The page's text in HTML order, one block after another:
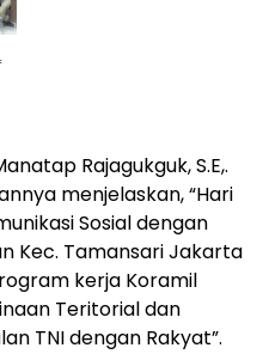
Rajagukguk, S.E,.
menjelaskan, “Hari
Sosial dengan
Kec. Tamansari Jakarta
kerja Koramil
Teritorial dan
TNI dengan Rakyat”.